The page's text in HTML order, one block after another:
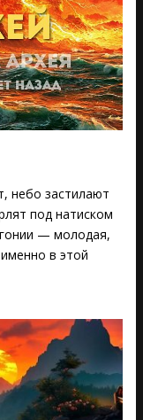
небо застилают
под натиском
— молодая,
в этой